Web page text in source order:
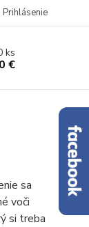
Prihlásenie
ks
0 €
sa
voči
si treba